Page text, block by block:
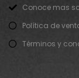
Conoce mas
Política de
Términos y